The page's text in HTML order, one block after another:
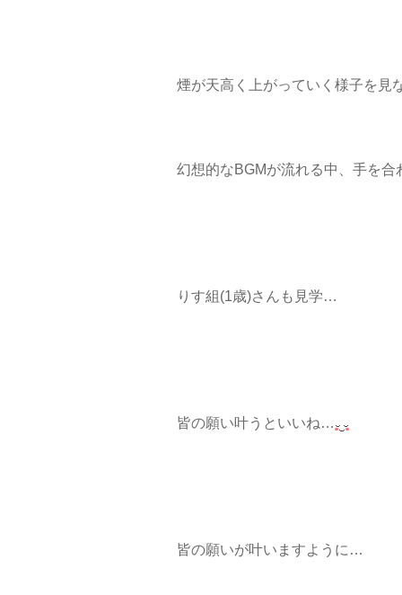
煙が天高く上がっていく様子を見
幻想的なBGMが流れる中、手を
りす組(1歳)さんも見学…
皆の願い叶うといいね…
皆の願いが叶いますように…